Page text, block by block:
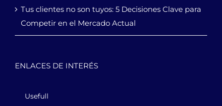
Tus clientes no son tuyos: 5 Decisiones Clave para
Competir en el Mercado Actual
ENLACES DE INTERÉS
Usefull